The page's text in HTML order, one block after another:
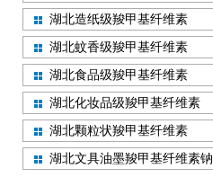
湖北造纸级羧甲基纤维素
湖北蚊香级羧甲基纤维素
湖北食品级羧甲基纤维素
湖北化妆品级羧甲基纤维素
湖北颗粒状羧甲基纤维素
湖北文具油墨羧甲基纤维素钠